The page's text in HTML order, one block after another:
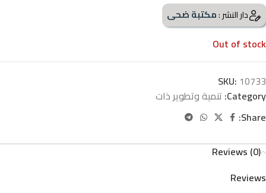
دار النشر :مكتبة ضحى
Out of stock
SKU: 10733
Category: تنمية وتطوير ذات
Share:
Reviews (0)
Reviews